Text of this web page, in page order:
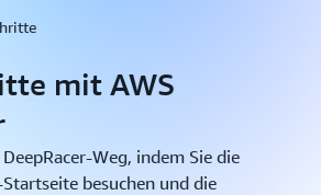
mit AWS
Weg, indem Sie die
Startseite besuchen und die